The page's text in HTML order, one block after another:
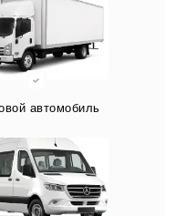
автомобиль